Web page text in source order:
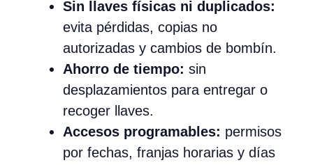
Sin llaves físicas ni duplicados:
evita pérdidas, copias no
autorizadas y cambios de bombín.
Ahorro de tiempo: sin
desplazamientos para entregar o
recoger llaves.
Accesos programables: permisos
por fechas, franjas horarias y días